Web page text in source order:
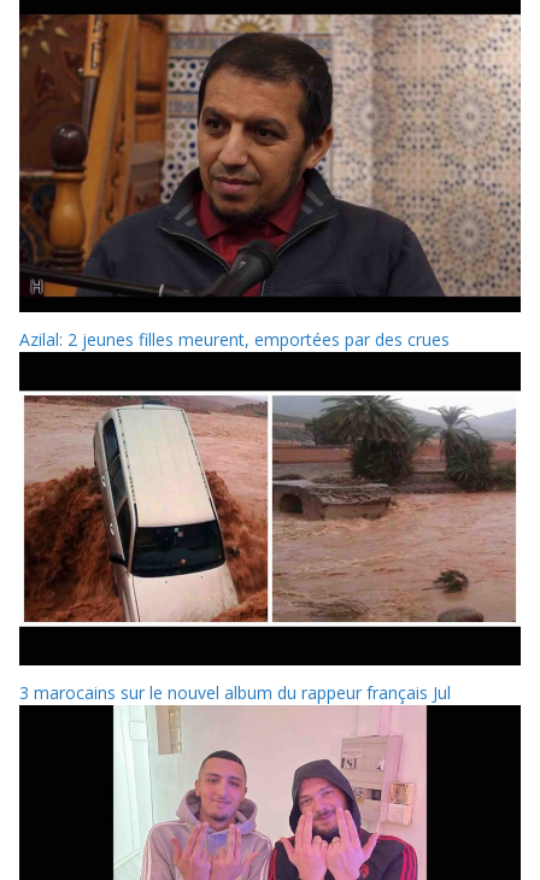
Azilal: 2 jeunes filles meurent, emportées par des crues
3 marocains sur le nouvel album du rappeur français Jul